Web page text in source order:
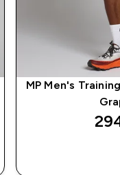
MP Men's